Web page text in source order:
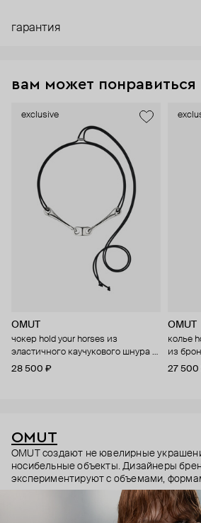
гарантия
вам может понравиться
exclusive
OMUT
чокер hold your horses из
эластичного каучукового шнура с
подвижной подвеской из бронзы
28 500 ₽
OMUT
колье
из
27 500
OMUT
OMUT создают не ювелирные
носибельные объекты. Дизайнеры
экспериментируют с объемами,
украшений (цепи – не только на шею, но
результате получаются лаконичные
неожиданными деталями: колье с